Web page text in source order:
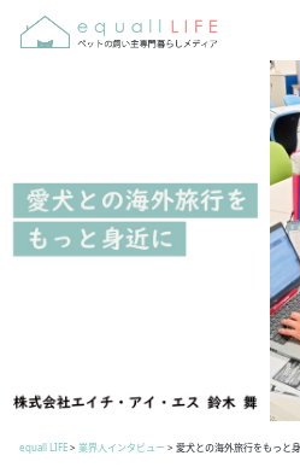
equall LIFE> 業界人インタビュー > 愛犬との海外旅行をもっと